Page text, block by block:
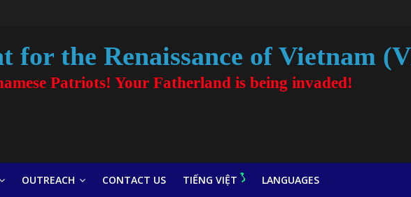
for the Renaissance of Vietnam
Patriots! Your Fatherland is being invaded!
OUTREACH CONTACT US TIẾNG VIỆT LANGUAGES